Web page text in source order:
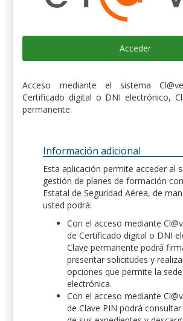
Acceder
Acceso mediante el sistema
Certificado digital o DNI electrónico,
permanente.
Información adicional
Esta aplicación permite acceder al
gestión de planes de formación
Estatal de Seguridad Aérea, de
usted podrá:
Con el acceso mediante
de Certificado digital o DNI
Clave permanente podrá
presentar solicitudes y
opciones que permite la sede
electrónica.
Con el acceso mediante
de Clave PIN podrá